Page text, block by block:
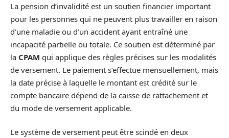
La pension d’invalidité est un soutien financier important
pour les personnes qui ne peuvent plus travailler en raison
d’une maladie ou d’un accident ayant entraîné une
incapacité partielle ou totale. Ce soutien est déterminé par
la CPAM qui applique des règles précises sur les modalités
de versement. Le paiement s’effectue mensuellement, mais
la date précise à laquelle le montant est crédité sur le
compte bancaire dépend de la caisse de rattachement et
du mode de versement applicable.
Le système de versement peut être scindé en deux